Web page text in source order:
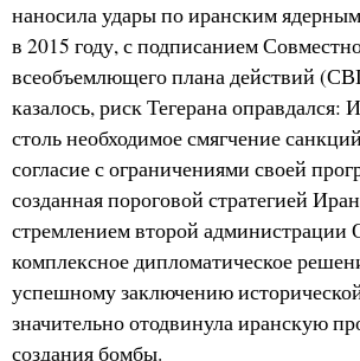
наносила удары по иранским
в 2015 году, с подписанием
всеобъемлющего плана действий
казалось, риск Тегерана оправдался:
столь необходимое смягчение
согласие с ограничениями своей
созданная пороговой стратегией
стремлением второй администрации
комплексное дипломатическое
успешному заключению
значительно отодвинула иранскую
создания бомбы.